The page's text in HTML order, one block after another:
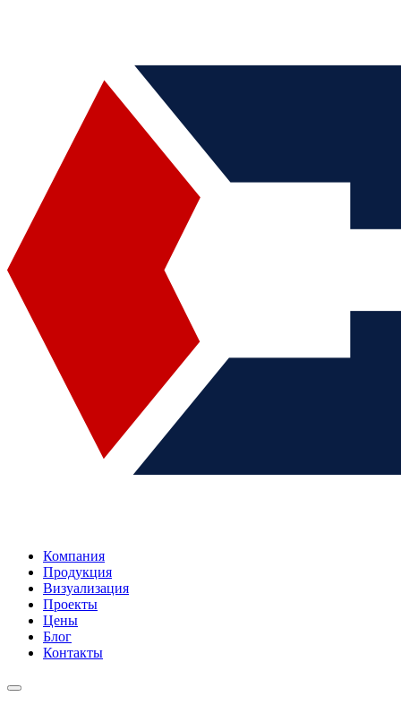
Компания
Продукция
Визуализация
Проекты
Цены
Блог
Контакты